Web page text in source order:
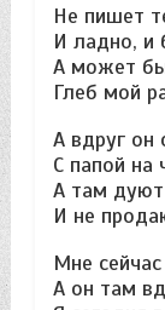
Не пишет
И ладно, и
А может
Глеб мой
А вдруг он
С папой на
А там
И не
Мне
А он там